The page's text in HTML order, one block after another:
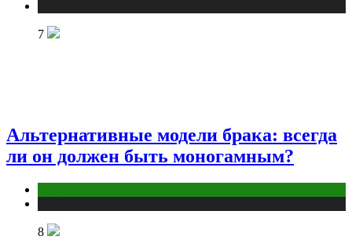
7
Альтернативные модели брака: всегда
ли он должен быть моногамным?
8